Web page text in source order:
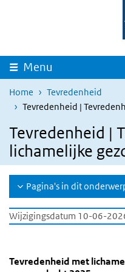
Overslaan en naar de inhoud
Menu
Home
Tevredenheid
Tevredenheid |
Tevredenheid |
lichamelijke
Pagina's in dit
Wijzigingsdatum 10-06-
Tevredenheid met
Sla de grafiek
Tevredenheid met
Tevredenheid met